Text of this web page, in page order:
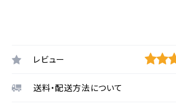
レビュー
送料・配送方法について